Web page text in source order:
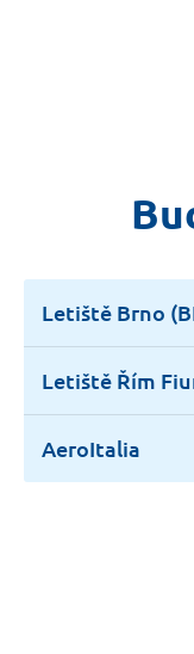
Letiště Brno
Letiště Řím
AeroItalia